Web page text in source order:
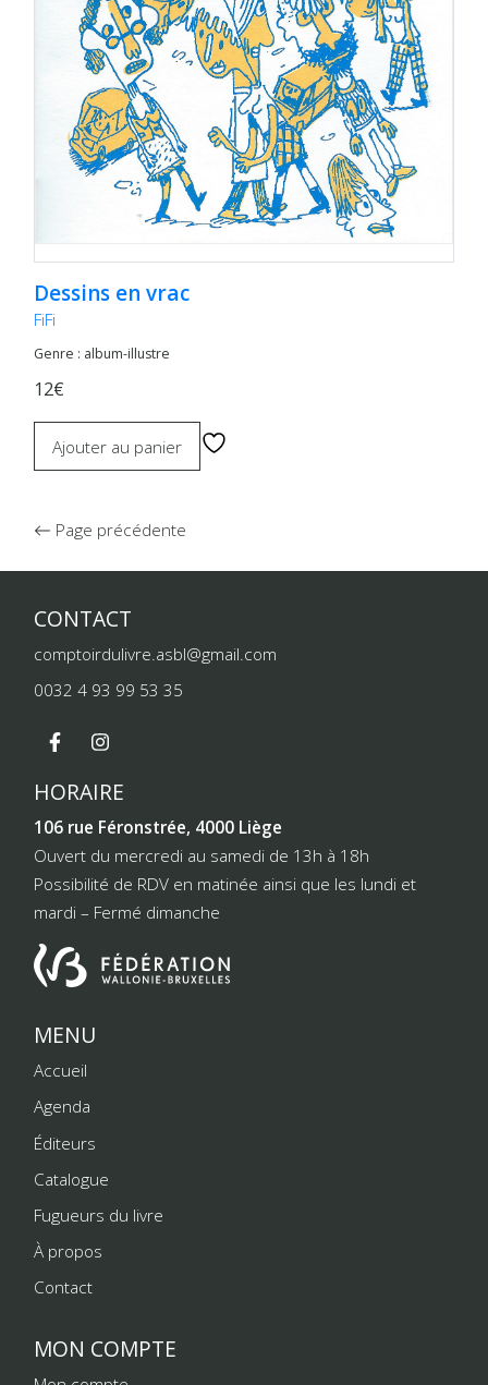
Dessins en vrac
FiFi
Genre : album-illustre
12€
Ajouter au panier
Page précédente
CONTACT
comptoirdulivre.asbl@gmail.com
0032 4 93 99 53 35
HORAIRE
106 rue Féronstrée, 4000 Liège
Ouvert du mercredi au samedi de 13h à 18h
Possibilité de RDV en matinée ainsi que les lundi et
mardi – Fermé dimanche
MENU
Accueil
Agenda
Éditeurs
Catalogue
Fugueurs du livre
À propos
Contact
MON COMPTE